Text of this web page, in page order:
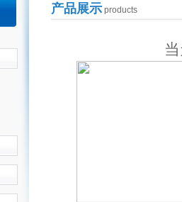
产品展示products